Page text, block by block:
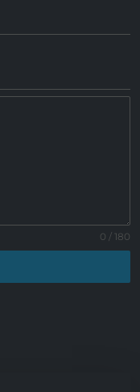
0 / 180